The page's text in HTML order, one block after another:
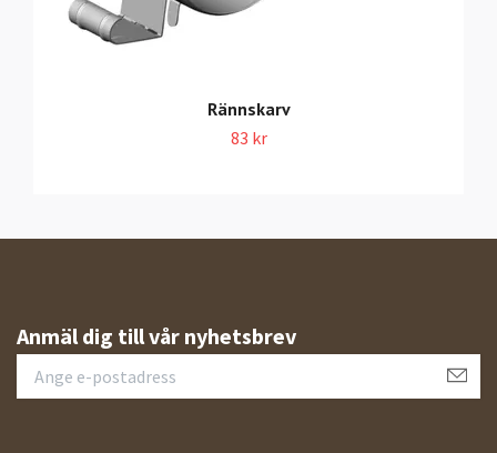
Rännskarv
83 kr
Anmäl dig till vår nyhetsbrev